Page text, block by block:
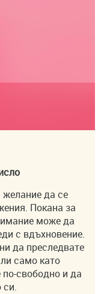
желание да се
Покана за
може да
с вдъхновение.
да преследвате
само като
свободно и да
си.